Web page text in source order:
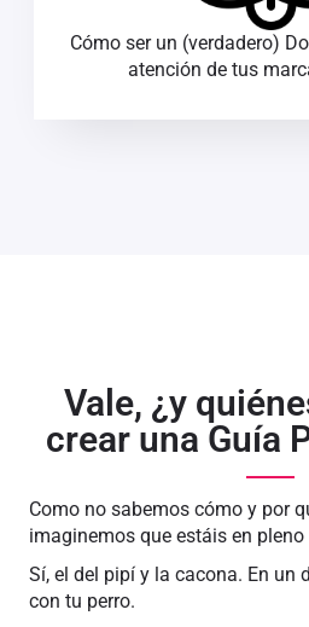
Cómo ser un (verdadero)
atención de tus
Vale, ¿y
crear una Guía
Como no sabemos cómo y por
imaginemos que estáis en pleno
Sí, el del pipí y la cacona. En un
con tu perro.